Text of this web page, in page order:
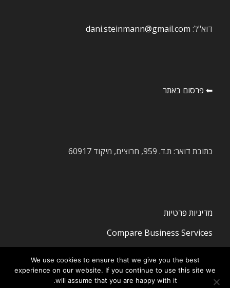
דוא"ל: dani.steinmann@gmail.com
⬅ פרסום באתר
כתובת דואר: ת.ד. 959, חרוצים, מיקוד 60917
מדיניות פרטיות
Compare Business Services
We use cookies to ensure that we give you the best
experience on our website. If you continue to use this site we
will assume that you are happy with it.